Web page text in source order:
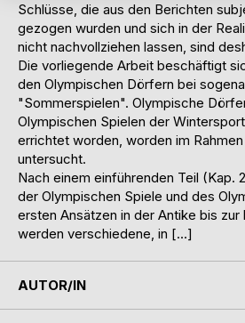
Schlüsse, die aus den Berichten
gezogen wurden und sich in der
nicht nachvollziehen lassen, sind
Die vorliegende Arbeit beschäftigt
den Olympischen Dörfern bei
"Sommerspielen". Olympische
Olympischen Spielen der
errichtet worden, worden im
untersucht.
Nach einem einführenden Teil (Kap.
der Olympischen Spiele und des
ersten Ansätzen in der Antike bis
werden verschiedene, in […]
AUTOR/IN